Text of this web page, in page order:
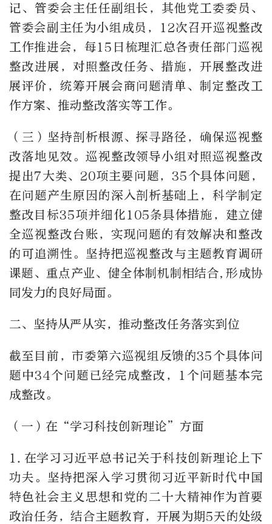
记、管委会主任任副组长，其他党工委委员、
管委会副主任为小组成员，
12次召开巡视整改
工作推进会，每15 日梳理汇总各责任部门巡视
整改进展，对照整改任务、措施，开展整改进
展评价，统筹开展会商问题清单、制定整改工
作方案、推动整改落实等工作。
（三）坚持剖析根源、探寻路径，确保巡视整
改落地见效。巡视整改领导小组对照巡视整改
提出7大类、 20项主要问题， 35个具体问题，
在问题产生原因的深入剖析基础上，科学制定
整改目标35项并细化 105条具体措施，建立健
全巡视整改台账，实现问题的有效解决和整改
的可追溯性。坚持把巡视整改与主题教育调研
课题、重点产业、健全体制机制相结合, 形成协
同发力的良好局面。
二、 坚持从严从实，推动整改任务落实到位
截至目前，市委第六巡视组反馈的35个具体问
题中34个问题已经完成整改， 1 个问题基本完
成整改。
（一）在“学习科技创新理论”方面
1. 在学习习近平总书记关于科技创新理论上下
功夫。坚持把深入学习贯彻习近平新时代中国
特色社会主义思想和党的二十大精神作为首要
政治任务，结合主题教育，开展为期5天的处级